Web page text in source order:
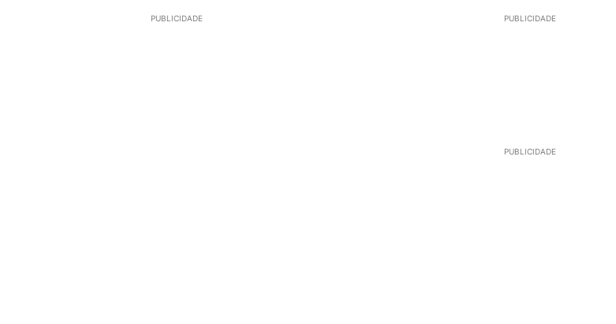
PUBLICIDADE PUBLICIDADE
PUBLICIDADE